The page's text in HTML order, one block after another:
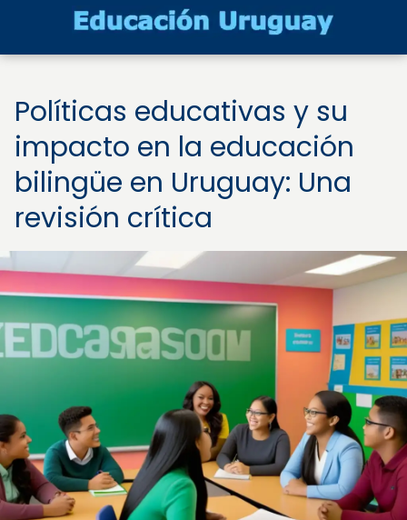
Políticas educativas y su
impacto en la educación
bilingüe en Uruguay: Una
revisión crítica